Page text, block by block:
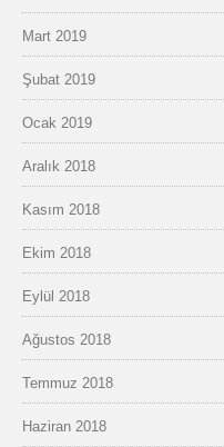
Mart 2019
Şubat 2019
Ocak 2019
Aralık 2018
Kasım 2018
Ekim 2018
Eylül 2018
Ağustos 2018
Temmuz 2018
Haziran 2018